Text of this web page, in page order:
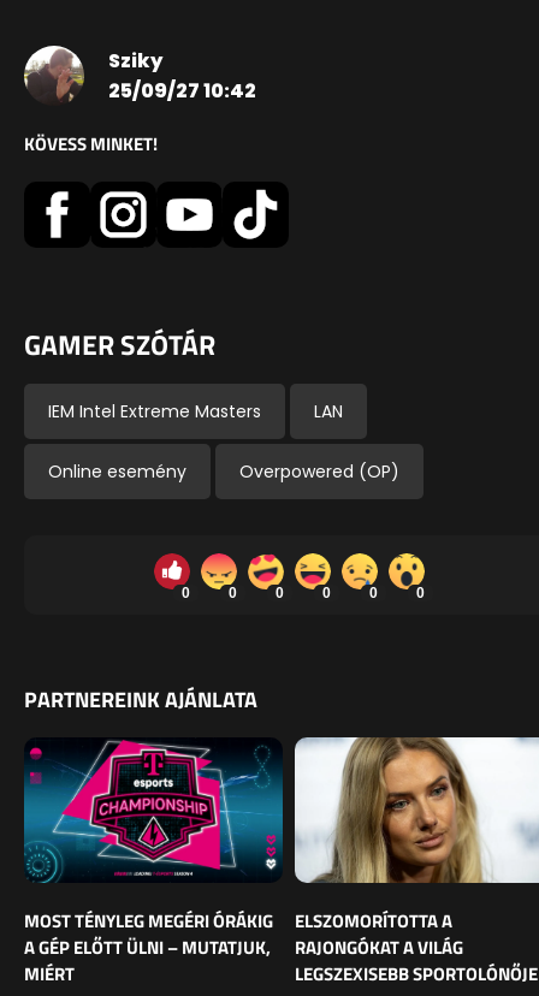
Sziky
25/09/27 10:42
KÖVESS MINKET!
GAMER SZÓTÁR
IEM Intel Extreme Masters LAN
Online esemény Overpowered (OP)
0 0 0 0 0 0
PARTNEREINK AJÁNLATA
MOST TÉNYLEG MEGÉRI ÓRÁKIG
A GÉP ELŐTT ÜLNI – MUTATJUK,
MIÉRT
ELSZOMORÍTOTTA A
RAJONGÓKAT A VILÁG
LEGSZEXISEBB SPORTOLÓNŐJE